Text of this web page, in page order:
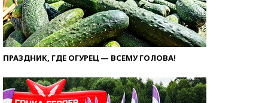
ПРАЗДНИК, ГДЕ ОГУРЕЦ — ВСЕМУ ГОЛОВА!